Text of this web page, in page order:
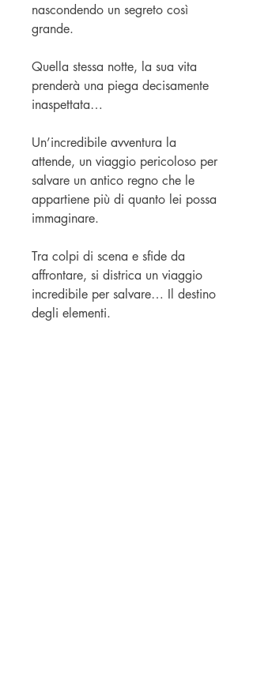
nascondendo un segreto così
grande.
Quella stessa notte, la sua vita
prenderà una piega decisamente
inaspettata…
Un’incredibile avventura la
attende, un viaggio pericoloso per
salvare un antico regno che le
appartiene più di quanto lei possa
immaginare.
Tra colpi di scena e sfide da
affrontare, si districa un viaggio
incredibile per salvare… Il destino
degli elementi.